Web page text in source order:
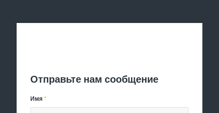
Отправьте нам сообщение
Имя*